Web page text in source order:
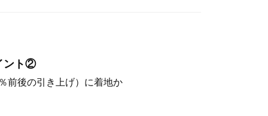
ント②
前後の引き上げ）に着地か